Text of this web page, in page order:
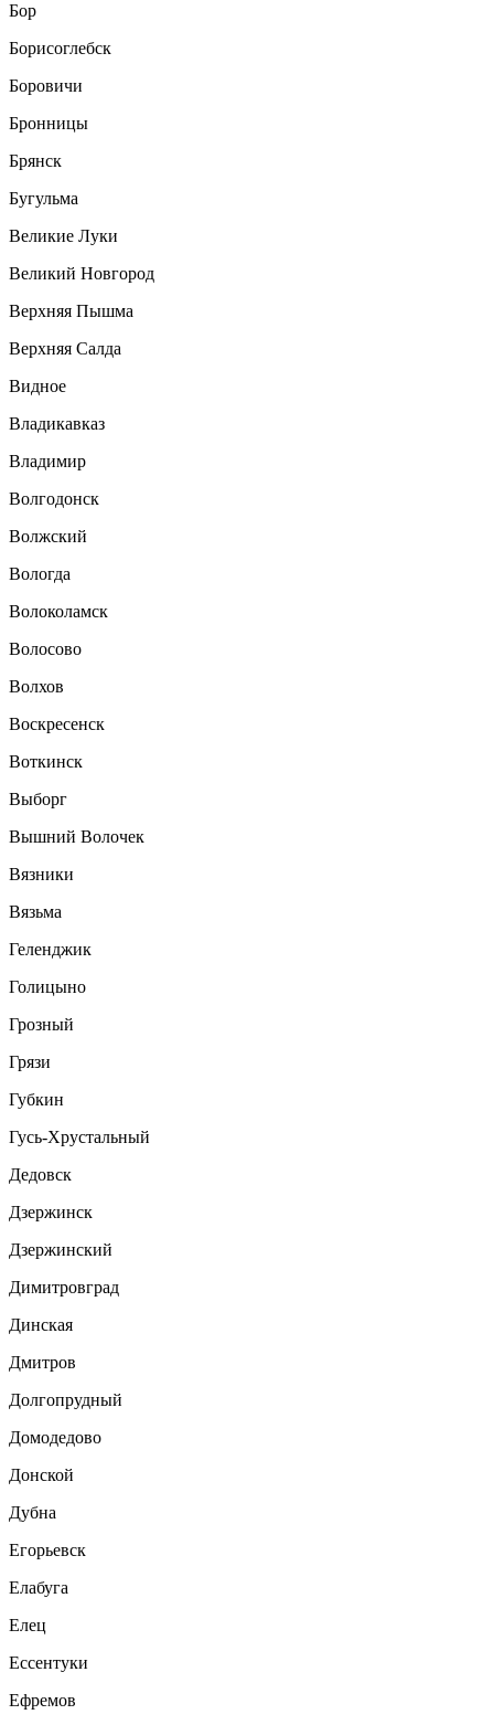
Бор
Борисоглебск
Боровичи
Бронницы
Брянск
Бугульма
Великие Луки
Великий Новгород
Верхняя Пышма
Верхняя Салда
Видное
Владикавказ
Владимир
Волгодонск
Волжский
Вологда
Волоколамск
Волосово
Волхов
Воскресенск
Воткинск
Выборг
Вышний Волочек
Вязники
Вязьма
Геленджик
Голицыно
Грозный
Грязи
Губкин
Гусь-Хрустальный
Дедовск
Дзержинск
Дзержинский
Димитровград
Динская
Дмитров
Долгопрудный
Домодедово
Донской
Дубна
Егорьевск
Елабуга
Елец
Ессентуки
Ефремов